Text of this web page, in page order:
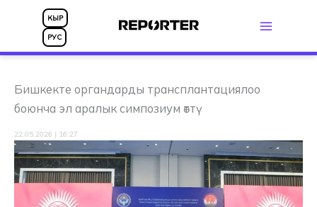
КЫР
РУС
Бишкекте органдарды трансплантациялоо
боюнча эл аралык симпозиум өттү
22.05.2026 | 16:27